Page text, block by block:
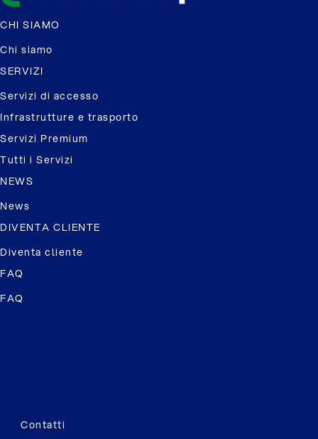
CHI SIAMO
Chi siamo
SERVIZI
Servizi di accesso
Infrastrutture e trasporto
Servizi Premium
Tutti i Servizi
NEWS
News
DIVENTA CLIENTE
Diventa cliente
FAQ
FAQ
Contatti